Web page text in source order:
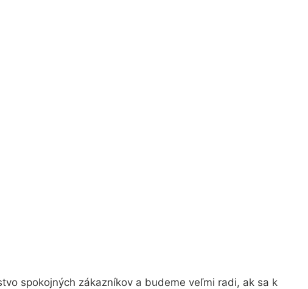
spokojných zákazníkov a budeme veľmi radi, ak sa k